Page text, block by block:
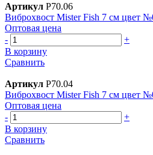
Артикул Р70.06
Виброхвост Mister Fish 7 см цвет
Оптовая цена
-
+
В корзину
Сравнить
Артикул Р70.04
Виброхвост Mister Fish 7 см цвет
Оптовая цена
-
+
В корзину
Сравнить